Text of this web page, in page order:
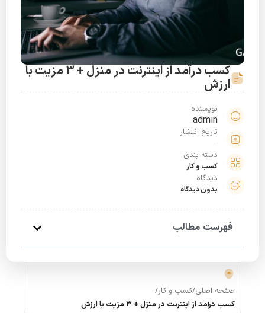
کسب درآمد از اینترنت در منزل + 3 مزیت با
ارزش
نویسنده
admin
تاریخ انتشار
دسته بندی
کسب و کار
دیدگاه
بدون دیدگاه
فهرست مطالب
صفحه اصلی/کسب و کار/
کسب درآمد از اینترنت در منزل + 3 مزیت با ارزش